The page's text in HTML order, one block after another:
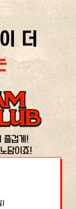
더
즐겁게!
담이죠!
)